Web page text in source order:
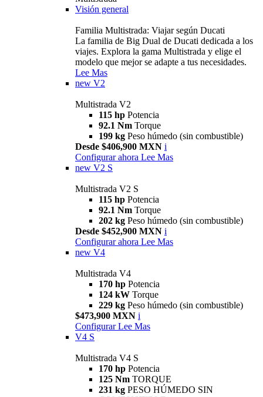
Visión general
Familia Multistrada: Viajar según Ducati
La familia de Big Dual de Ducati dedicada a los
viajes. Explora la gama Multistrada y elige el
modelo que mejor se adapte a tus necesidades.
Lee Mas
new V2
Multistrada V2
115 hp Potencia
92.1 Nm Torque
199 kg Peso húmedo (sin combustible)
Desde $406,900 MXN i
Configurar ahora Lee Mas
new V2 S
Multistrada V2 S
115 hp Potencia
92.1 Nm Torque
202 kg Peso húmedo (sin combustible)
Desde $452,900 MXN i
Configurar ahora Lee Mas
new V4
Multistrada V4
170 hp Potencia
124 kW Torque
229 kg Peso húmedo (sin combustible)
$473,900 MXN i
Configurar Lee Mas
V4 S
Multistrada V4 S
170 hp Potencia
125 Nm TORQUE
231 kg PESO HÚMEDO SIN